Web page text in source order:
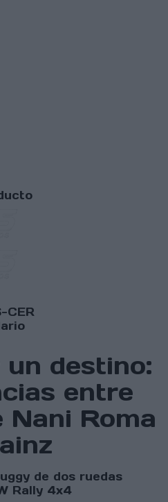
CER
destino:
entre
Nani Roma
de dos ruedas
Rally 4x4